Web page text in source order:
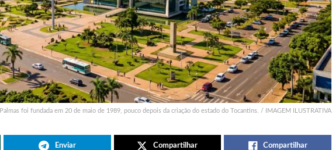
Palmas foi fundada em 20 de maio de 1989, pouco depois da criação do estado do Tocantins. / IMAGEM ILUSTRATIVA
Enviar Compartilhar Compartilhar